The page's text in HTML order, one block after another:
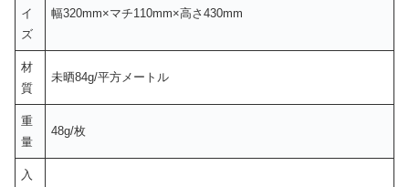
イ
ズ
幅320mm×マチ110mm×高さ430mm
材
質
未晒84g/平方メートル
重
量
48g/枚
入